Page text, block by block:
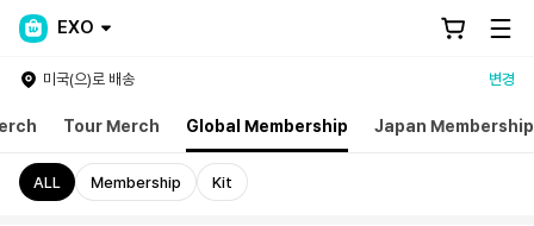
EXO
미국(으)로 배송 변경
Tour Merch Global Membership Japan Membership
ALL Membership Kit